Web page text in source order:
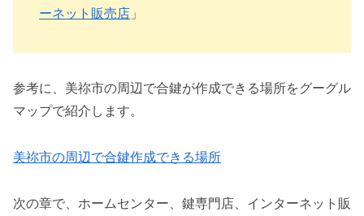
ーネット販売店 」
参考に、美祢市の周辺で合鍵が作成できる場所をグーグル
マップで紹介します。
美祢市の周辺で合鍵作成できる場所
次の章で、ホームセンター、鍵専門店、インターネット販